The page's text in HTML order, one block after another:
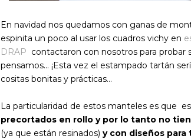
En navidad nos quedamos con ganas de
espinita un poco al usar los cuadros vichy en
DRAP contactaron con nosotros para probar
pensamos... ¡Esta vez el estampado tartán
cositas bonitas y prácticas...
La particularidad de estos manteles es que
precortados en rollo y por lo tanto no
(ya que están resinados) y con diseños